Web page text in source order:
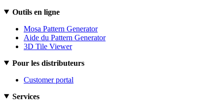
Outils en ligne
Mosa Pattern Generator
Aide du Pattern Generator
3D Tile Viewer
Pour les distributeurs
Customer portal
Services